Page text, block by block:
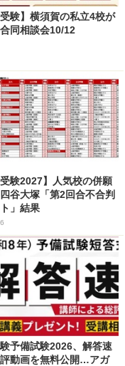
受験】横須賀の私立4校が
同相談会10/12
受験2027】人気校の併願
谷大塚「第2回合不合判
」結果
予備試験2026、解答速
動画を無料公開…アガ